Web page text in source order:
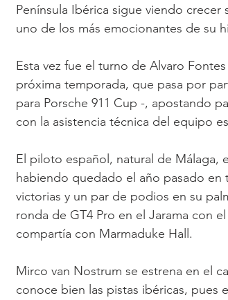
Península Ibérica sigue viendo
uno de los más emocionantes de su
Esta vez fue el turno de Alvaro
próxima temporada, que pasa por
para Porsche 911 Cup -, apostando
con la asistencia técnica del equipo
El piloto español, natural de Málaga,
habiendo quedado el año pasado
victorias y un par de podios en su
ronda de GT4 Pro en el Jarama con
compartía con Marmaduke Hall.
Mirco van Nostrum se estrena en el
conoce bien las pistas ibéricas, pues